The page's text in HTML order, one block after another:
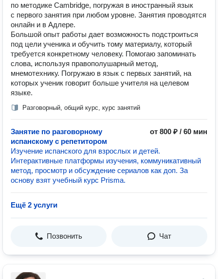
по методике Cambridge, погружая в иностранный язык
с первого занятия при любом уровне. Занятия проводятся
онлайн и в Адлере.
Большой опыт работы дает возможность подстроиться
под цели ученика и обучить тому материалу, который
требуется конкретному человеку. Помогаю запоминать
слова, используя правополушарный метод,
мнемотехнику. Погружаю в язык с первых занятий, на
которых ученик говорит больше учителя на целевом
языке.
Разговорный, общий курс, курс занятий
Занятие по разговорному
испанскому с репетитором
от 800 ₽ / 60 мин
Изучение испанского для взрослых и детей.
Интерактивные платформы изучения, коммуникативный
метод, просмотр и обсуждение сериалов как доп. За
основу взят учебный курс Prisma.
Ещё 2 услуги
Позвонить Чат